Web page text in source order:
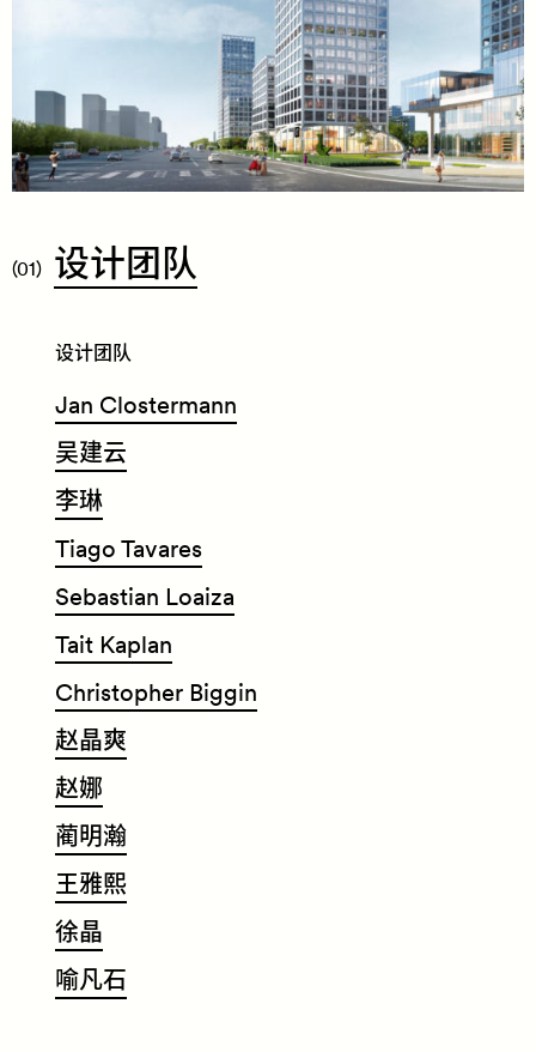
(01) ​设计团 队
设计团队
Jan Clostermann
​吴建云
​李琳
Tiago Tavares
Sebastian Loaiza
Tait Kaplan
Christopher Biggin
​赵晶爽
​赵娜
​蔺明瀚
​王雅熙
​徐晶
​喻凡石